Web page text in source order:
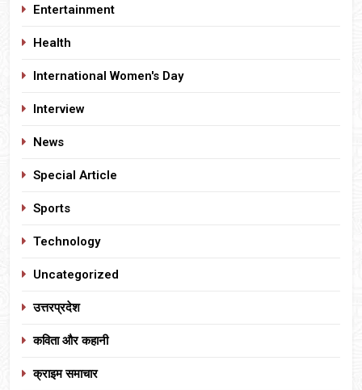
Entertainment
Health
International Women's Day
Interview
News
Special Article
Sports
Technology
Uncategorized
उत्तरप्रदेश
कविता और कहानी
क्राइम समाचार